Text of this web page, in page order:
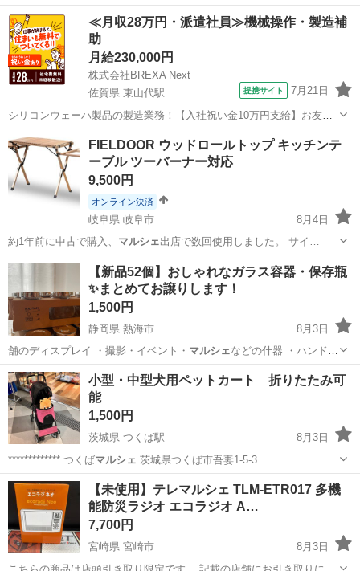
プ…
愛知 春日井市 神領駅 その他
≪月収28万円・派遣社員≫機械操作・製造補
助
月給230,000円
株式会社BREXA Next
佐賀県 東山代駅
提携サイト 7月21日
シリコンウェーハ製品の製造業務！【入社祝い金10万円支給】お友達
やカップルとの応募OK◎年間休日129日＆休出なしでプライベート充
実♪業務はクリーンルームで快適作業◎自社正社員登用制度あり★1食
300円～の格安食堂あり！《佐...
佐賀 その他
FIELDOOR ウッドロールトップ キッチンテ
ーブル ツーバーナー対応
9,500円
オンライン決済
岐阜県 岐阜市
8月4日
約1年前に中古で購入、 マルシェ 出店で数回使用しました。 サイ…
岐阜 岐阜市 その他
【新品52個】おしゃれなガラス容器・保存瓶
✨まとめてお譲りします！
1,500円
静岡県 熱海市
8月3日
舗のディスプレイ ・撮影・イベント・ マルシェなどの什器 ・ハンドメ
イド作品の容器…
静岡 熱海市 家庭用品
小型・中型犬用ペットカート 折りたたみ可
能
1,500円
茨城県 つくば駅
8月3日
************* つくばマルシェ 茨城県つくば市吾妻1-5-3…
茨城 つくば市 つくば駅
【未使用】テレマルシェ TLM-ETR017 多機
能防災ラジオ エコラジオ A…
7,700円
宮崎県 宮崎市
8月3日